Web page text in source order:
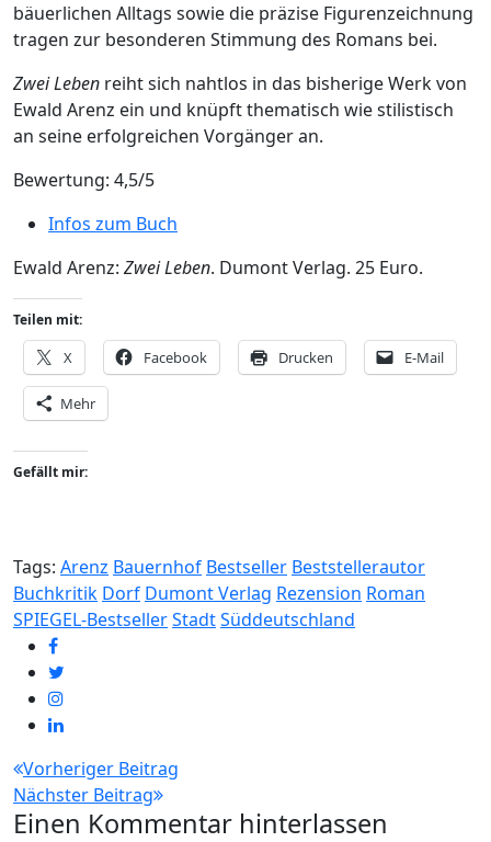
bäuerlichen Alltags sowie die präzise Figurenzeichnung
tragen zur besonderen Stimmung des Romans bei.
Zwei Leben reiht sich nahtlos in das bisherige Werk von
Ewald Arenz ein und knüpft thematisch wie stilistisch
an seine erfolgreichen Vorgänger an.
Bewertung: 4,5/5
Infos zum Buch
Ewald Arenz: Zwei Leben. Dumont Verlag. 25 Euro.
Teilen mit:
X Facebook Drucken E-Mail
Mehr
Gefällt mir:
Tags: Arenz Bauernhof Bestseller Beststellerautor
Buchkritik Dorf Dumont Verlag Rezension Roman
SPIEGEL-BestsellerStadtSüddeutschland
Beitragsnavigation
Vorheriger Beitrag
Nächster Beitrag
Einen Kommentar hinterlassen